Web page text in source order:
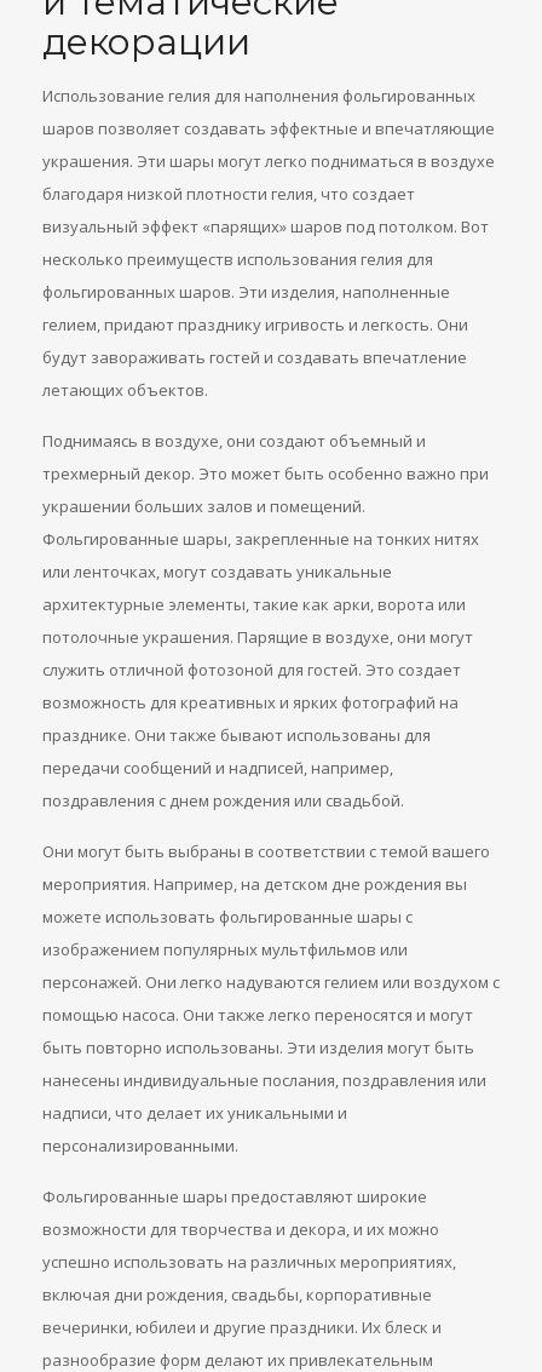
декорации
Использование гелия для наполнения фольгированных
шаров позволяет создавать эффектные и впечатляющие
украшения. Эти шары могут легко подниматься в воздухе
благодаря низкой плотности гелия, что создает
визуальный эффект «парящих» шаров под потолком. Вот
несколько преимуществ использования гелия для
фольгированных шаров. Эти изделия, наполненные
гелием, придают празднику игривость и легкость. Они
будут завораживать гостей и создавать впечатление
летающих объектов.
Поднимаясь в воздухе, они создают объемный и
трехмерный декор. Это может быть особенно важно при
украшении больших залов и помещений.
Фольгированные шары, закрепленные на тонких нитях
или ленточках, могут создавать уникальные
архитектурные элементы, такие как арки, ворота или
потолочные украшения. Парящие в воздухе, они могут
служить отличной фотозоной для гостей. Это создает
возможность для креативных и ярких фотографий на
празднике. Они также бывают использованы для
передачи сообщений и надписей, например,
поздравления с днем рождения или свадьбой.
Они могут быть выбраны в соответствии с темой вашего
мероприятия. Например, на детском дне рождения вы
можете использовать фольгированные шары с
изображением популярных мультфильмов или
персонажей. Они легко надуваются гелием или воздухом с
помощью насоса. Они также легко переносятся и могут
быть повторно использованы. Эти изделия могут быть
нанесены индивидуальные послания, поздравления или
надписи, что делает их уникальными и
персонализированными.
Фольгированные шары предоставляют широкие
возможности для творчества и декора, и их можно
успешно использовать на различных мероприятиях,
включая дни рождения, свадьбы, корпоративные
вечеринки, юбилеи и другие праздники. Их блеск и
разнообразие форм делают их привлекательным